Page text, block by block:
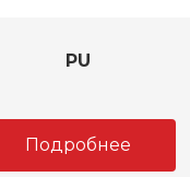
PU
Подробнее